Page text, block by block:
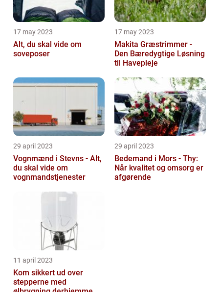
17 may 2023
Alt, du skal vide om
soveposer
17 may 2023
Makita Græstrimmer -
Den Bæredygtige Løsning
til Havepleje
29 april 2023
Vognmænd i Stevns - Alt,
du skal vide om
vognmandstjenester
29 april 2023
Bedemand i Mors - Thy:
Når kvalitet og omsorg er
afgørende
11 april 2023
Kom sikkert ud over
stepperne med